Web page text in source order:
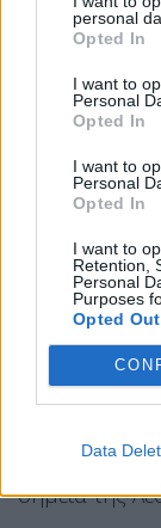
personal
Opted In
I want to
Personal
Opted In
I want to
Personal
Opted In
I want to
Retention,
Personal
Purposes
Opted Out
Data
Τα πρώτα
της Λέσβου
σε Άγρα,
σημεία της